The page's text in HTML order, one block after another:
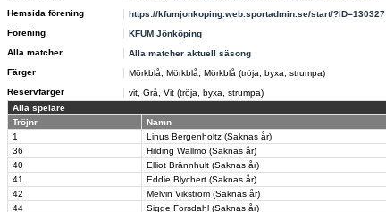
Hemsida förening
https://kfumjonkoping.web.sportadmin.se/start/?ID=130327
Förening
KFUM Jönköping
Alla matcher
Alla matcher aktuell säsong
Färger
Mörkblå, Mörkblå, Mörkblå (tröja, byxa, strumpa)
Reservfärger
vit, Grå, Vit (tröja, byxa, strumpa)
Alla spelare
Tröjnr
Namn
1
Linus Bergenholtz (Saknas år)
36
Hilding Wallmo (Saknas år)
40
Elliot Brännhult (Saknas år)
41
Eddie Blychert (Saknas år)
42
Melvin Vikström (Saknas år)
44
Sigge Forsdahl (Saknas år)